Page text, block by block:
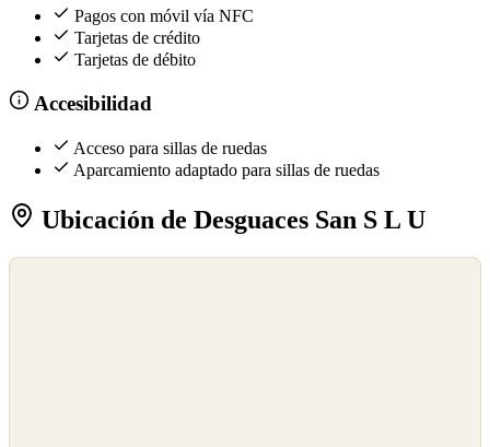
Pagos con móvil vía NFC
Tarjetas de crédito
Tarjetas de débito
Accesibilidad
Acceso para sillas de ruedas
Aparcamiento adaptado para sillas de ruedas
Ubicación de Desguaces San S L U